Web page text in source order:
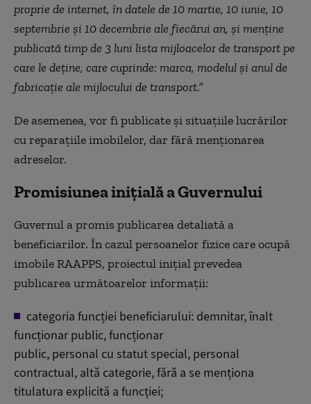
proprie de internet, în datele de 10 martie, 10 iunie, 10
septembrie și 10 decembrie ale fiecărui an, şi menține
publicată timp de 3 luni lista mijloacelor de transport pe
care le deține, care cuprinde: marca, modelul și anul de
fabricație ale mijlocului de transport.”
De asemenea, vor fi publicate și situațiile lucrărilor
cu reparațiile imobilelor, dar fără menționarea
adreselor.
Promisiunea inițială a Guvernului
Guvernul a promis publicarea detaliată a
beneficiarilor. În cazul persoanelor fizice care ocupă
imobile RAAPPS, proiectul inițial prevedea
publicarea următoarelor informații:
categoria funcției beneficiarului: demnitar, înalt
funcționar public, funcționar
public, personal cu statut special, personal
contractual, altă categorie, fără a se menționa
titulatura explicită a funcției;